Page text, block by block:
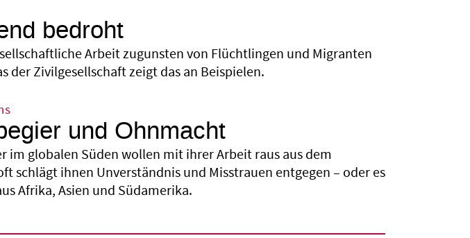
bedroht
Arbeit zugunsten von Flüchtlingen und Migranten
der Zivilgesellschaft zeigt das an Beispielen.
und Ohnmacht
im globalen Süden wollen mit ihrer Arbeit raus aus dem
schlägt ihnen Unverständnis und Misstrauen entgegen – oder es
Afrika, Asien und Südamerika.